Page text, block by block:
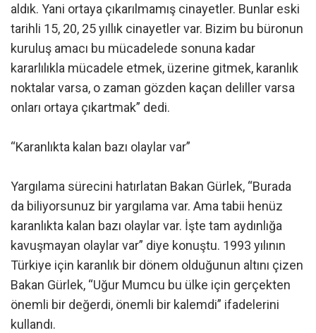
aldık. Yani ortaya çıkarılmamış cinayetler. Bunlar eski
tarihli 15, 20, 25 yıllık cinayetler var. Bizim bu büronun
kuruluş amacı bu mücadelede sonuna kadar
kararlılıkla mücadele etmek, üzerine gitmek, karanlık
noktalar varsa, o zaman gözden kaçan deliller varsa
onları ortaya çıkartmak” dedi.
“Karanlıkta kalan bazı olaylar var”
Yargılama sürecini hatırlatan Bakan Gürlek, “Burada
da biliyorsunuz bir yargılama var. Ama tabii henüz
karanlıkta kalan bazı olaylar var. İşte tam aydınlığa
kavuşmayan olaylar var” diye konuştu. 1993 yılının
Türkiye için karanlık bir dönem olduğunun altını çizen
Bakan Gürlek, “Uğur Mumcu bu ülke için gerçekten
önemli bir değerdi, önemli bir kalemdi” ifadelerini
kullandı.